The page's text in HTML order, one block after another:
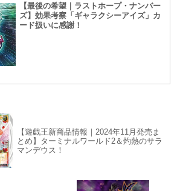
【最後の希望｜ラストホープ・ナンバー
ズ】効果考察「ギャラクシーアイズ」カ
ード扱いに感謝！
【遊戯王新商品情報｜2024年11月発売ま
とめ】ターミナルワールド2＆灼熱のサラ
マンデウス！